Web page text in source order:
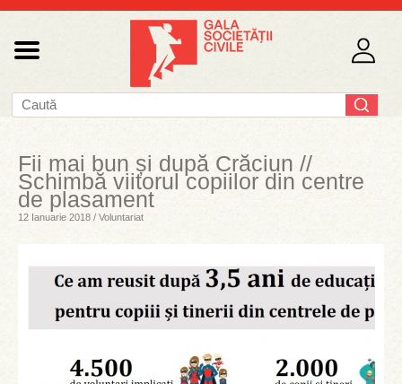
Fii mai bun și după Crăciun //
Schimbă viitorul copiilor din centre
de plasament
12 Ianuarie 2018 / Voluntariat